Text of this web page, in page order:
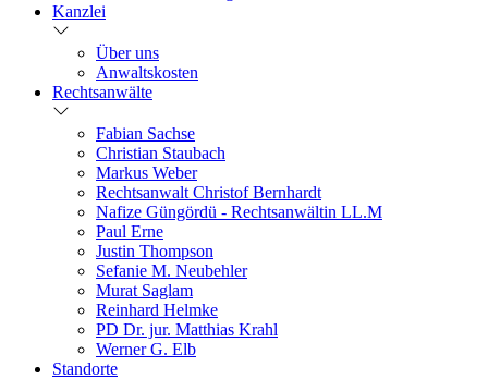
Kanzlei
Über uns
Anwaltskosten
Rechtsanwälte
Fabian Sachse
Christian Staubach
Markus Weber
Rechtsanwalt Christof Bernhardt
Nafize Güngördü - Rechtsanwältin LL.M
Paul Erne
Justin Thompson
Sefanie M. Neubehler
Murat Saglam
Reinhard Helmke
PD Dr. jur. Matthias Krahl
Werner G. Elb
Standorte